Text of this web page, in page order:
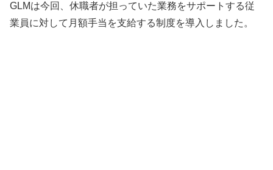
GLMは今回、休職者が担っていた業務をサポートする従
業員に対して月額手当を支給する制度を導入しました。